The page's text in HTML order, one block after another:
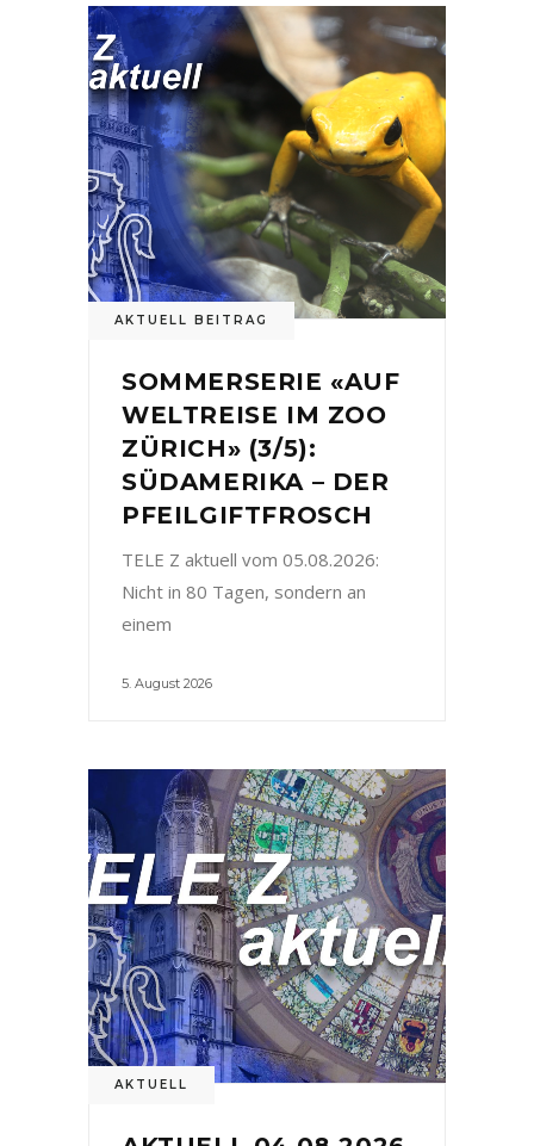
AKTUELL BEITRAG
SOMMERSERIE «AUF
WELTREISE IM ZOO
ZÜRICH» (3/5):
SÜDAMERIKA – DER
PFEILGIFTFROSCH
TELE Z aktuell vom 05.08.2026:
Nicht in 80 Tagen, sondern an
einem
5. August 2026
AKTUELL